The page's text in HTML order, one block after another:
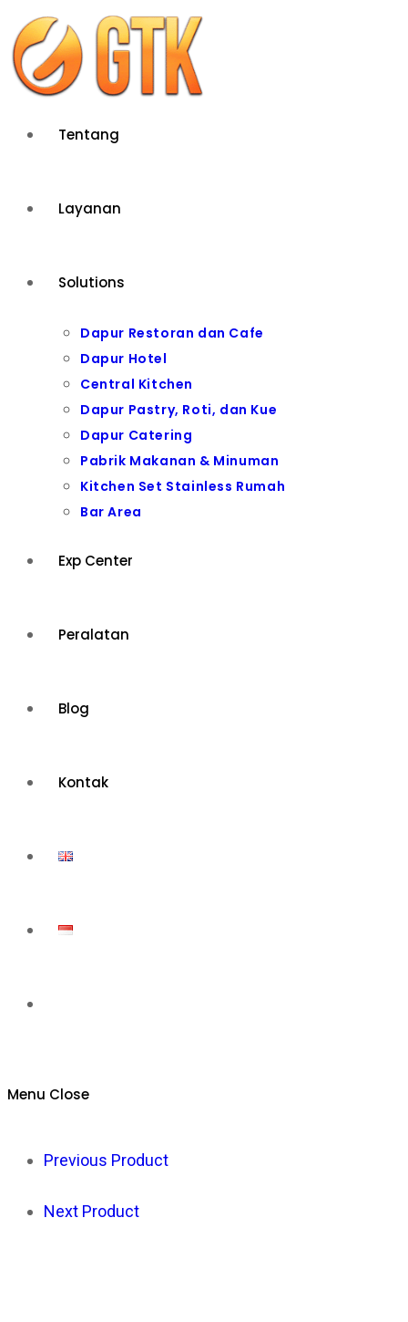
Skip
to
content
Tentang
Layanan
Solutions
Dapur Restoran dan Cafe
Dapur Hotel
Central Kitchen
Dapur Pastry, Roti, dan Kue
Dapur Catering
Pabrik Makanan & Minuman
Kitchen Set Stainless Rumah
Bar Area
Exp Center
Peralatan
Blog
Kontak
search
Menu Close
Previous Product
Next Product